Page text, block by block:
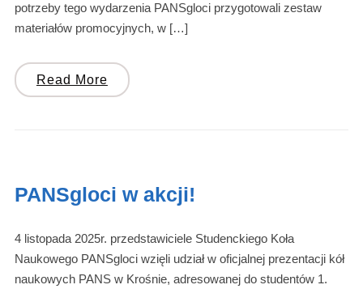
potrzeby tego wydarzenia PANSgloci przygotowali zestaw
materiałów promocyjnych, w […]
Read More
PANSgloci w akcji!
4 listopada 2025r. przedstawiciele Studenckiego Koła
Naukowego PANSgloci wzięli udział w oficjalnej prezentacji kół
naukowych PANS w Krośnie, adresowanej do studentów 1.